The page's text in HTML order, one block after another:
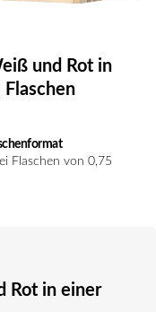
und Rot in
Flaschen von 0,75
Rot in einer